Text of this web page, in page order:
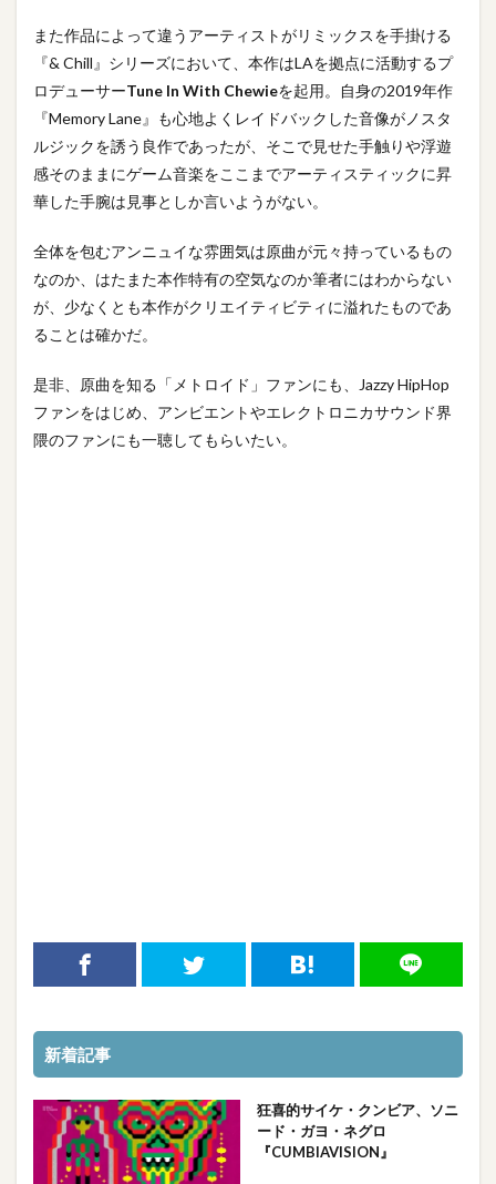
また作品によって違うアーティストがリミックスを手掛ける
『& Chill』シリーズにおいて、本作はLAを拠点に活動するプ
ロデューサーTune In With Chewieを起用。自身の2019年作
『Memory Lane』も心地よくレイドバックした音像がノスタ
ルジックを誘う良作であったが、そこで見せた手触りや浮遊
感そのままにゲーム音楽をここまでアーティスティックに昇
華した手腕は見事としか言いようがない。
全体を包むアンニュイな雰囲気は原曲が元々持っているもの
なのか、はたまた本作特有の空気なのか筆者にはわからない
が、少なくとも本作がクリエイティビティに溢れたものであ
ることは確かだ。
是非、原曲を知る「メトロイド」ファンにも、Jazzy HipHop
ファンをはじめ、アンビエントやエレクトロニカサウンド界
隈のファンにも一聴してもらいたい。
新着記事
狂喜的サイケ・クンビア、ソニ
ード・ガヨ・ネグロ
『CUMBIAVISION』